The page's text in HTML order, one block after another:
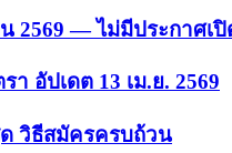
2569 — ไม่มีประกาศเ
อัปเดต 13 เม.ย. 2569
วิธีสมัครครบถ้วน